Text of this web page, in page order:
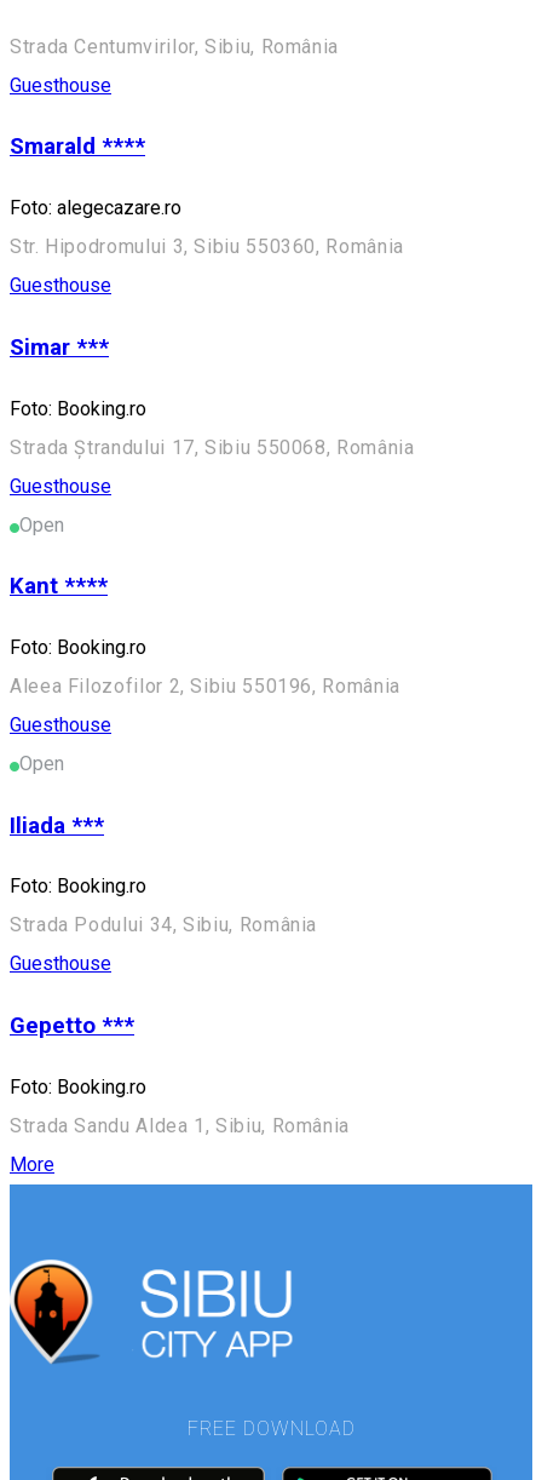
Strada Centumvirilor, Sibiu, România
Guesthouse
Smarald ****
Foto: alegecazare.ro
Str. Hipodromului 3, Sibiu 550360, România
Guesthouse
Simar ***
Foto: Booking.ro
Strada Ștrandului 17, Sibiu 550068, România
Guesthouse
Open
Kant ****
Foto: Booking.ro
Aleea Filozofilor 2, Sibiu 550196, România
Guesthouse
Open
Iliada ***
Foto: Booking.ro
Strada Podului 34, Sibiu, România
Guesthouse
Gepetto ***
Foto: Booking.ro
Strada Sandu Aldea 1, Sibiu, România
More
FREE DOWNLOAD